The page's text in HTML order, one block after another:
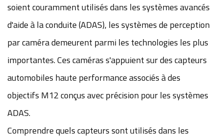
soient couramment utilisés dans les systèmes avancés
d'aide à la conduite (ADAS), les systèmes de perception
par caméra demeurent parmi les technologies les plus
importantes. Ces caméras s'appuient sur des capteurs
automobiles haute performance associés à des
objectifs M12 conçus avec précision pour les systèmes
ADAS.
Comprendre quels capteurs sont utilisés dans les